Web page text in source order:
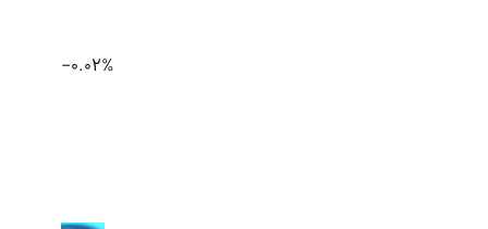
-0.02%